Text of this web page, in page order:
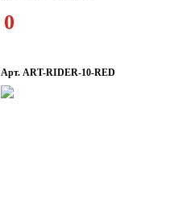
0
Арт. ART-RIDER-10-RED